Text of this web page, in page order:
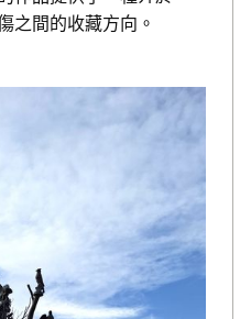
之間的收藏方向。